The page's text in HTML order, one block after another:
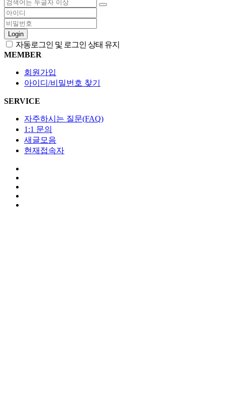
Login
자동로그인 및 로그인 상태 유지
MEMBER
회원가입
아이디/비밀번호 찾기
SERVICE
자주하시는 질문(FAQ)
1:1 문의
새글모음
현재접속자